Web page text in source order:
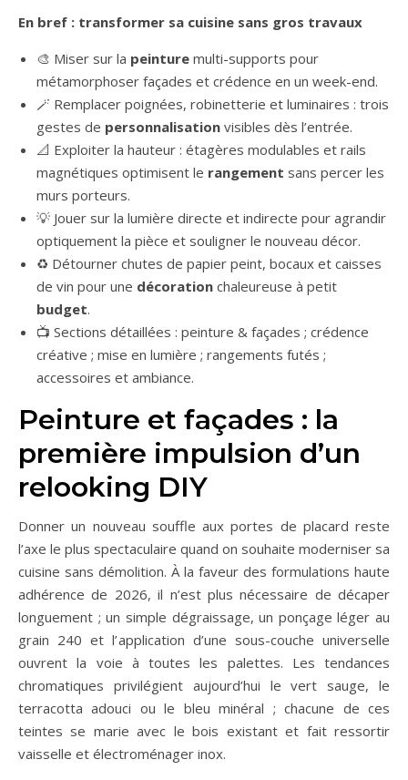
En bref : transformer sa cuisine sans gros travaux
🎨 Miser sur la peinture multi-supports pour
métamorphoser façades et crédence en un week-end.
🪄 Remplacer poignées, robinetterie et luminaires : trois
gestes de personnalisation visibles dès l’entrée.
📐 Exploiter la hauteur : étagères modulables et rails
magnétiques optimisent le rangement sans percer les
murs porteurs.
💡 Jouer sur la lumière directe et indirecte pour agrandir
optiquement la pièce et souligner le nouveau décor.
♻️ Détourner chutes de papier peint, bocaux et caisses
de vin pour une décoration chaleureuse à petit
budget.
📺 Sections détaillées : peinture & façades ; crédence
créative ; mise en lumière ; rangements futés ;
accessoires et ambiance.
Peinture et façades : la
première impulsion d’un
relooking DIY
Donner un nouveau souffle aux portes de placard reste
l’axe le plus spectaculaire quand on souhaite moderniser sa
cuisine sans démolition. À la faveur des formulations haute
adhérence de 2026, il n’est plus nécessaire de décaper
longuement ; un simple dégraissage, un ponçage léger au
grain 240 et l’application d’une sous-couche universelle
ouvrent la voie à toutes les palettes. Les tendances
chromatiques privilégient aujourd’hui le vert sauge, le
terracotta adouci ou le bleu minéral ; chacune de ces
teintes se marie avec le bois existant et fait ressortir
vaisselle et électroménager inox.